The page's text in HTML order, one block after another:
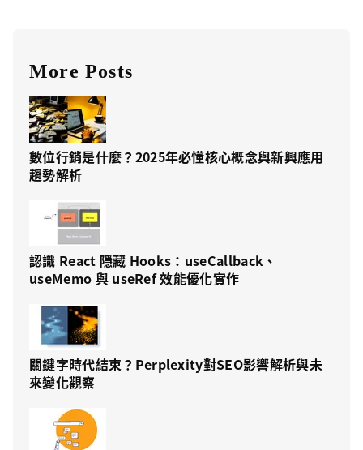
More Posts
數位行銷是什麼？2025年必懂核心概念與新興應用
趨勢解析
認識 React 隱藏 Hooks：useCallback、
useMemo 與 useRef 效能優化實作
關鍵字時代結束？Perplexity對SEO影響解析與未
來變化觀察